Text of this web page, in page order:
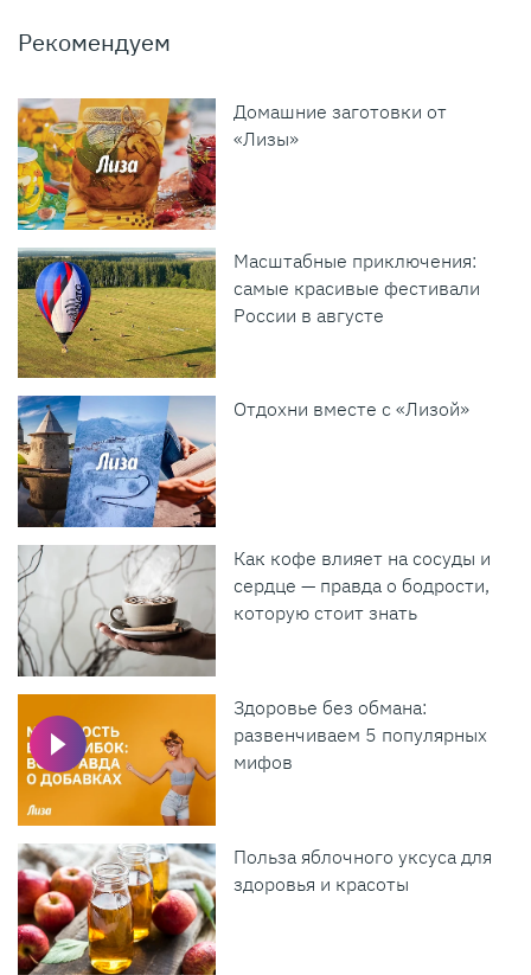
Рекомендуем
Домашние заготовки от
«Лизы»
Масштабные приключения:
самые красивые фестивали
России в августе
Отдохни вместе с «Лизой»
Как кофе влияет на сосуды и
сердце — правда о бодрости,
которую стоит знать
Здоровье без обмана:
развенчиваем 5 популярных
мифов
Польза яблочного уксуса для
здоровья и красоты